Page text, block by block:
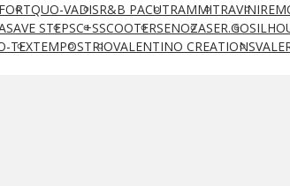
QUO-VADISR&B PACUTRAMMITRAVINI
SAVE STEPSC+SSCOOTERSENOZASER.GO
TEXTEMPOSTRIOVALENTINO CREATIONS